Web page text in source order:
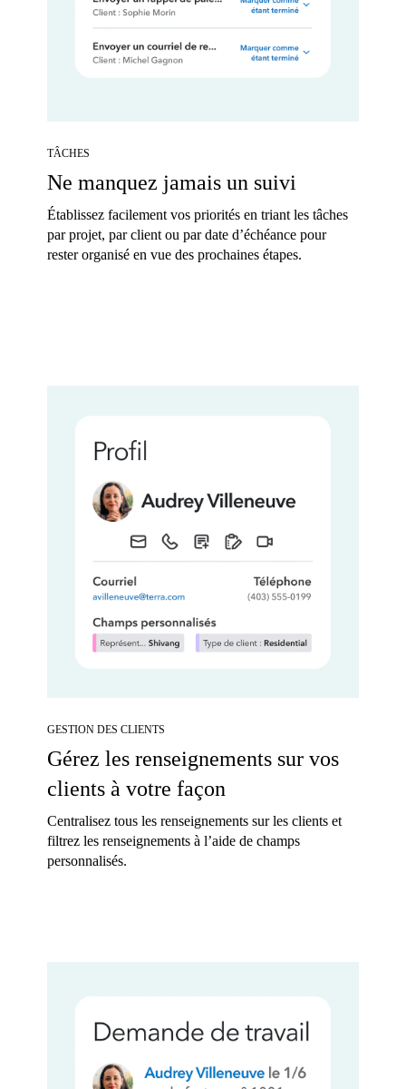
TÂCHES
Ne manquez jamais un suivi
Établissez facilement vos priorités en triant les tâches
par projet, par client ou par date d’échéance pour
rester organisé en vue des prochaines étapes.
GESTION DES CLIENTS
Gérez les renseignements sur vos
clients à votre façon
Centralisez tous les renseignements sur les clients et
filtrez les renseignements à l’aide de champs
personnalisés.